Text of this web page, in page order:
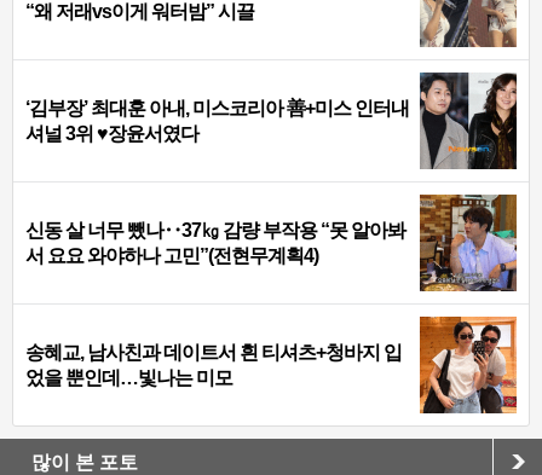
“왜 저래vs이게 워터밤” 시끌
‘김부장’ 최대훈 아내, 미스코리아 善+미스 인터내
셔널 3위 ♥장윤서였다
신동 살 너무 뺐나‥37㎏ 감량 부작용 “못 알아봐
서 요요 와야하나 고민”(전현무계획4)
송혜교, 남사친과 데이트서 흰 티셔츠+청바지 입
었을 뿐인데…빛나는 미모
많이 본 포토